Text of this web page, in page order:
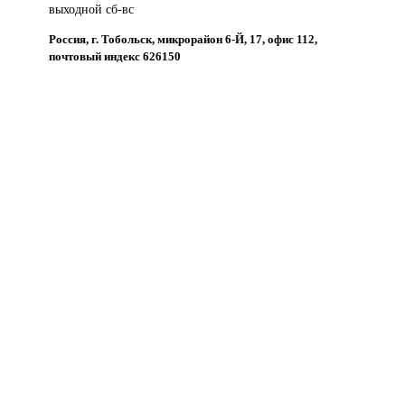
выходной сб-вс
Россия, г. Тобольск, микрорайон 6-Й, 17, офис 112,
почтовый индекс 626150